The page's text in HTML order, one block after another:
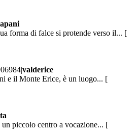
forma di falce si protende verso il... [
valderice
e il Monte Erice, è un luogo... [
piccolo centro a vocazione... [